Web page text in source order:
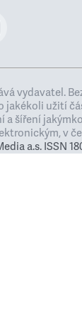
vydavatel.
jakékoli užití
a šíření
v
a.s. ISSN